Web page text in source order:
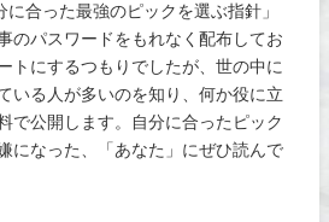
合った最強のピックを選ぶ指針」
のパスワードをもれなく配布してお
トにするつもりでしたが、世の中に
いる人が多いのを知り、何か役に立
で公開します。自分に合ったピック
になった、「あなた」にぜひ読んで